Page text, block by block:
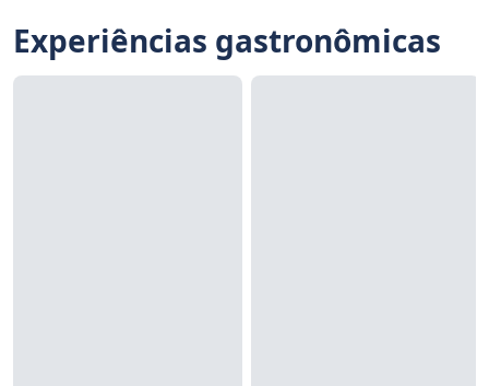
Experiências gastronômicas